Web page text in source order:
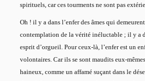
spirituels, car ces tourments ne sont pas
Oh ! il y a dans l’enfer des âmes qui
contemplation de la vérité inéluctable ; il y a
esprit d’orgueil. Pour ceux-là, l’enfer est un
volontaires. Car ils se sont maudits eux-
haineux, comme un affamé suçant dans le